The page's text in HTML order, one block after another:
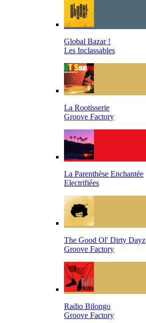
Global Bazar !
Les Inclassables
La Rootisserie
Groove Factory
La Parenthèse Enchantée
Electrifiées
The Good Ol' Dirty Dayz
Groove Factory
Radio Bilongo
Groove Factory